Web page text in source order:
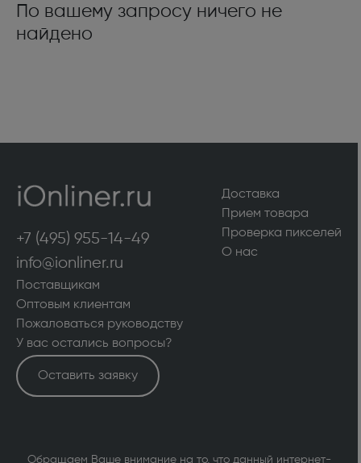
По вашему запросу ничего не
найдено
+7 (495) 955-14-49
info@ionliner.ru
Доставка
Прием товара
Проверка пикселей
О нас
Поставщикам
Оптовым клиентам
Пожаловаться руководству
У вас остались вопросы?
Оставить заявку
Обращаем Ваше внимание на то, что данный интернет-